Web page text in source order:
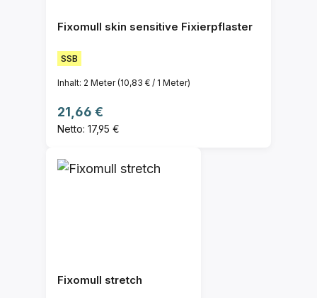
Fixomull skin sensitive Fixierpflaster
SSB
Inhalt: 2 Meter(10,83 € / 1 Meter)
Regulärer Preis:
21,66 €
Netto: 17,95 €
Fixomull stretch